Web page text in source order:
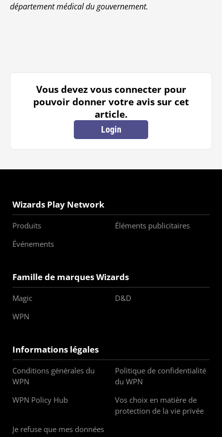
département médical du gouvernement.
Vous devez vous connecter pour
pouvoir donner votre avis sur cet
article.
Login
Wizards Play Network
Produits
Éléments publicitaires
Événements
Famille de marques Wizards
Magic
D&D
WPN
Informations légales
Conditions générales du
WPN
Politique de confidentialité
du WPN
WPN Policy Hub
Vos choix en matière de
protection de la vie privée
Je refuse que mes données